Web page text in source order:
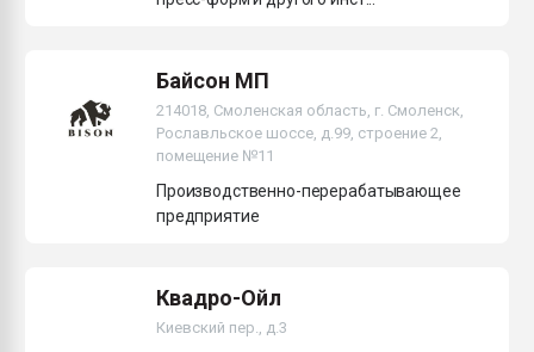
Байсон МП
214018, Смоленская область, г. Смоленск,
Рославльское шоссе, д.99, строение 2,
помещение №11
Производственно-перерабатывающее
предприятие
Квадро-Ойл
Киевский пер., д.3